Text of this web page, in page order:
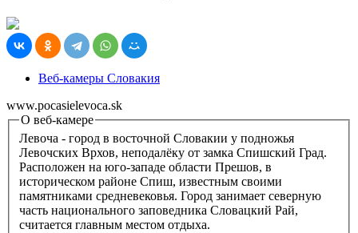
Веб-камеры Словакия
www.pocasielevoca.sk
О веб-камере
Левоча - город в восточной Словакии у подножья
Левочских Врхов, неподалёку от замка Спишский Град.
Расположен на юго-западе области Прешов, в
историческом районе Спиш, известным своими
памятниками средневековья. Город занимает северную
часть национального заповедника Словацкий Рай,
считается главным местом отдыха.